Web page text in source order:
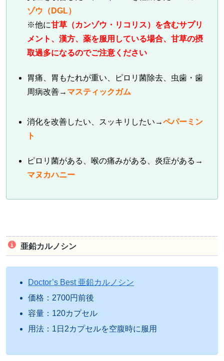
ゾウ（DGL）
※他に甘草（カンゾウ・リコリス）を含むサプリ
メント、漢方、薬を服用している場合、甘草の摂
取過多になるのでご注意ください
胃痛、胃もたれが重い、ピロリ菌除去、虫歯・歯
周病改善→ マスティックガム
消化を改善したい、スッキリしたい→ペパーミン
ト
ピロリ菌がある、喉の痛みがある、炎症がある→
マヌカハニー
亜鉛カルノシン
Doctor’s Best 亜鉛カルノシン
価格：2700円前後
容量：120カプセル
用法：1日2カプセルを空腹時に服用